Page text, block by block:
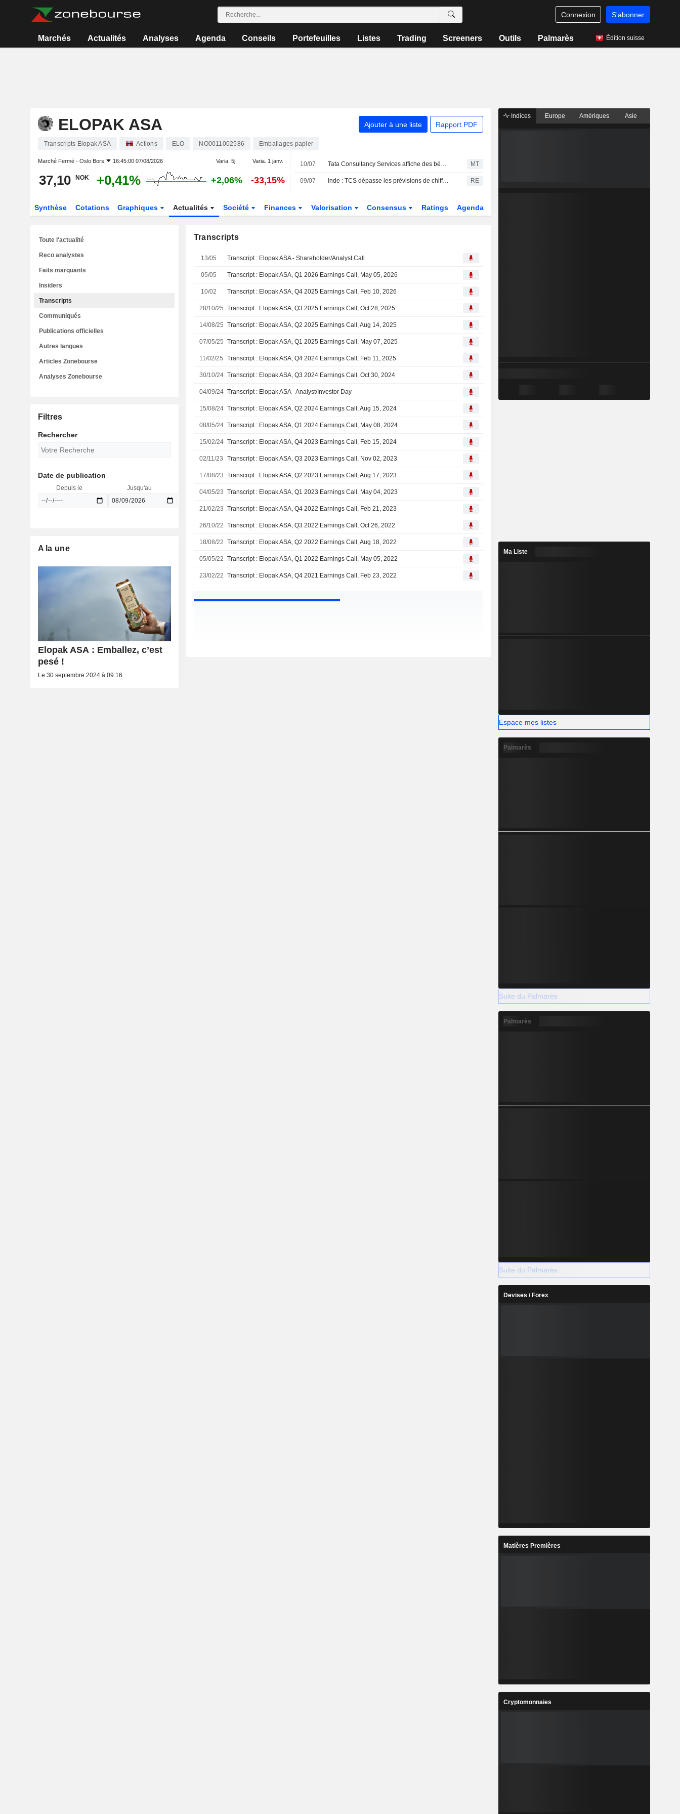
Connexion S'abonner
Marchés Actualités Analyses Agenda Conseils Portefeuilles Listes Trading Screeners Outils Palmarès Édition suisse
ELOPAK ASA Ajouter à une liste Rapport PDF
Transcripts Elopak ASA Actions ELO NO0011002586 Emballages papier
Marché Fermé - Oslo Bors 16:45:00 07/08/2026 Varia. 5j. Varia. 1 janv.
37,10 NOK +0,41% +2,06% -33,15%
10/07 Tata Consultancy Services affiche des bénéfices en hausse au premier trimestre fiscal ; le carnet de commandes se contracte MT
09/07 Inde : TCS dépasse les prévisions de chiffre d'affaires, portée par la roupie faible et le secteur bancaire RE
Synthèse Cotations Graphiques Actualités Société Finances Valorisation Consensus Ratings Agenda
Transcripts
13/05 Transcript : Elopak ASA - Shareholder/Analyst Call
05/05 Transcript : Elopak ASA, Q1 2026 Earnings Call, May 05, 2026
10/02 Transcript : Elopak ASA, Q4 2025 Earnings Call, Feb 10, 2026
28/10/25 Transcript : Elopak ASA, Q3 2025 Earnings Call, Oct 28, 2025
14/08/25 Transcript : Elopak ASA, Q2 2025 Earnings Call, Aug 14, 2025
07/05/25 Transcript : Elopak ASA, Q1 2025 Earnings Call, May 07, 2025
11/02/25 Transcript : Elopak ASA, Q4 2024 Earnings Call, Feb 11, 2025
30/10/24 Transcript : Elopak ASA, Q3 2024 Earnings Call, Oct 30, 2024
04/09/24 Transcript : Elopak ASA - Analyst/Investor Day
15/08/24 Transcript : Elopak ASA, Q2 2024 Earnings Call, Aug 15, 2024
08/05/24 Transcript : Elopak ASA, Q1 2024 Earnings Call, May 08, 2024
15/02/24 Transcript : Elopak ASA, Q4 2023 Earnings Call, Feb 15, 2024
02/11/23 Transcript : Elopak ASA, Q3 2023 Earnings Call, Nov 02, 2023
17/08/23 Transcript : Elopak ASA, Q2 2023 Earnings Call, Aug 17, 2023
04/05/23 Transcript : Elopak ASA, Q1 2023 Earnings Call, May 04, 2023
21/02/23 Transcript : Elopak ASA, Q4 2022 Earnings Call, Feb 21, 2023
26/10/22 Transcript : Elopak ASA, Q3 2022 Earnings Call, Oct 26, 2022
18/08/22 Transcript : Elopak ASA, Q2 2022 Earnings Call, Aug 18, 2022
05/05/22 Transcript : Elopak ASA, Q1 2022 Earnings Call, May 05, 2022
23/02/22 Transcript : Elopak ASA, Q4 2021 Earnings Call, Feb 23, 2022
Toute l'actualité
Reco analystes
Faits marquants
Insiders
Transcripts
Communiqués
Publications officielles
Autres langues
Articles Zonebourse
Analyses Zonebourse
Filtres
Rechercher
Date de publication
Depuis le Jusqu'au
A la une
Elopak ASA : Emballez, c’est
pesé !
Le 30 septembre 2024 à 09:16
Indices Europe Amériques Asie
Ma Liste
Espace mes listes
Palmarès
Suite du Palmarès
Palmarès
Suite du Palmarès
Devises / Forex
Matières Premières
Cryptomonnaies